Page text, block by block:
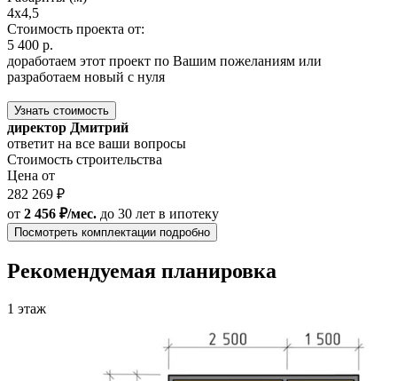
4x4,5
Стоимость проекта от:
5 400 р.
доработаем этот проект по Вашим пожеланиям или
разработаем новый с нуля
Узнать стоимость
директор Дмитрий
ответит на все ваши вопросы
Стоимость строительства
Цена от
282 269 ₽
от 2 456 ₽/мес. до 30 лет в ипотеку
Посмотреть комплектации подробно
Рекомендуемая планировка
1 этаж